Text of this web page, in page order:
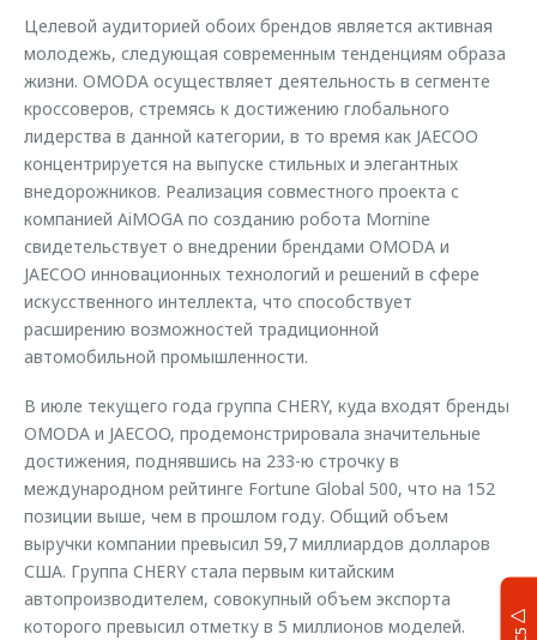
Целевой аудиторией обоих брендов является активная
молодежь, следующая современным тенденциям образа
жизни. OMODA осуществляет деятельность в сегменте
кроссоверов, стремясь к достижению глобального
лидерства в данной категории, в то время как JAECOO
концентрируется на выпуске стильных и элегантных
внедорожников. Реализация совместного проекта с
компанией AiMOGA по созданию робота Mornine
свидетельствует о внедрении брендами OMODA и
JAECOO инновационных технологий и решений в сфере
искусственного интеллекта, что способствует
расширению возможностей традиционной
автомобильной промышленности.
В июле текущего года группа CHERY, куда входят бренды
OMODA и JAECOO, продемонстрировала значительные
достижения, поднявшись на 233-ю строчку в
международном рейтинге Fortune Global 500, что на 152
позиции выше, чем в прошлом году. Общий объем
выручки компании превысил 59,7 миллиардов долларов
США. Группа CHERY стала первым китайским
автопроизводителем, совокупный объем экспорта
которого превысил отметку в 5 миллионов моделей.